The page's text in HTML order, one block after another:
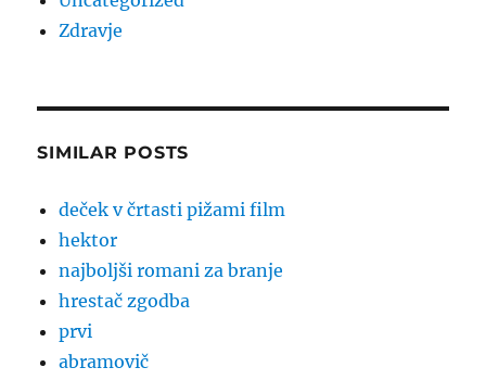
Zdravje
SIMILAR POSTS
deček v črtasti pižami film
hektor
najboljši romani za branje
hrestač zgodba
prvi
abramovič